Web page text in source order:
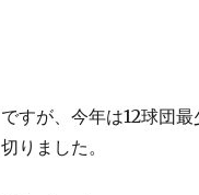
ですが、今年は12球団
切りました。